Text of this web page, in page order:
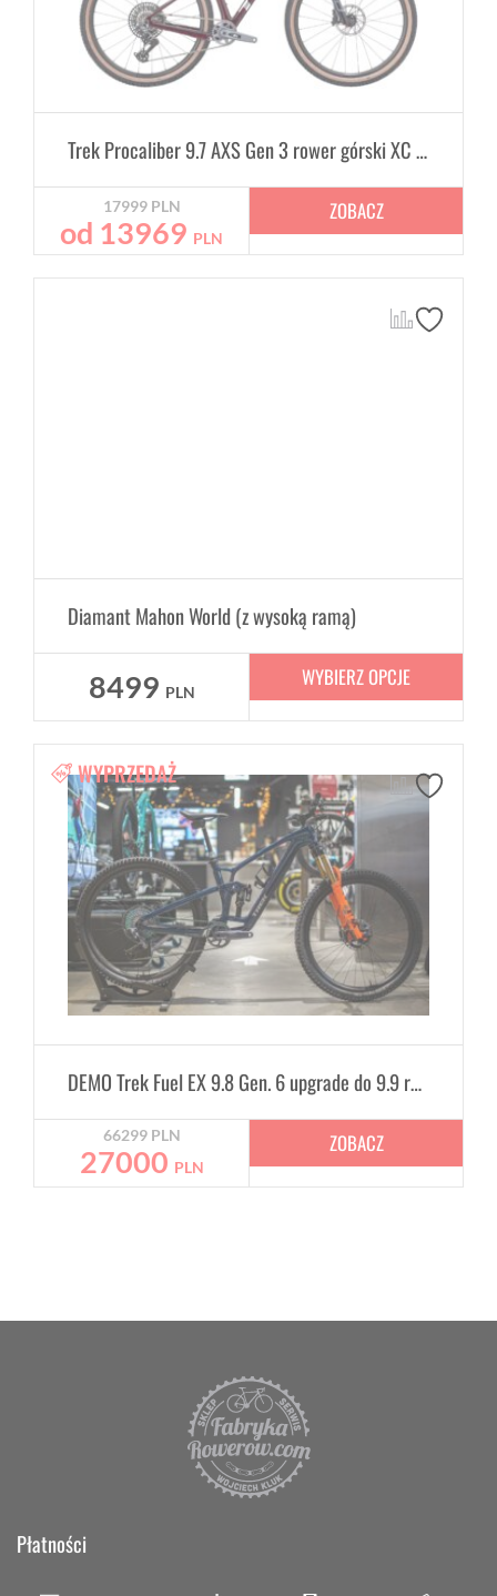
Trek Procaliber 9.7 AXS Gen 3 rower górski XC hardtail
17999 PLN
od 13969 PLN
ZOBACZ
Diamant Mahon World (z wysoką ramą)
8499 PLN
WYBIERZ OPCJE
WYPRZEDAŻ
DEMO Trek Fuel EX 9.8 Gen. 6 upgrade do 9.9 rozmiar M
66299 PLN
27000 PLN
ZOBACZ
Płatności